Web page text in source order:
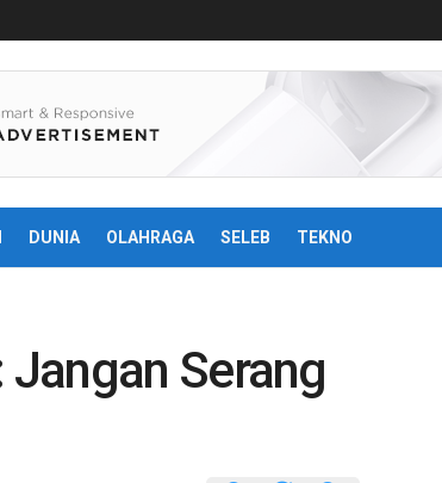
DUNIA OLAHRAGA SELEB TEKNO
Serang